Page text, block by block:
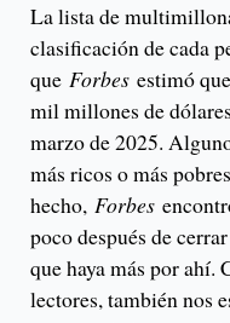
La lista de
clasificación de cada
que Forbes estimó
mil millones de
marzo de 2025.
más ricos o más
hecho, Forbes
poco después de
que haya más por ahí.
lectores, también nos